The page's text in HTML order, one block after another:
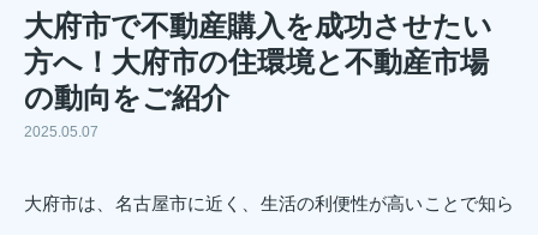
大府市で不動産購入を成功させたい
方へ！大府市の住環境と不動産市場
の動向をご紹介
2025.05.07
大府市は、名古屋市に近く、生活の利便性が高いことで知ら